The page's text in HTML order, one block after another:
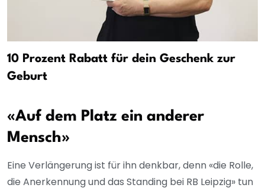
10 Prozent Rabatt für dein Geschenk zur
Geburt
«Auf dem Platz ein anderer
Mensch»
Eine Verlängerung ist für ihn denkbar, denn «die Rolle,
die Anerkennung und das Standing bei RB Leipzig» tun